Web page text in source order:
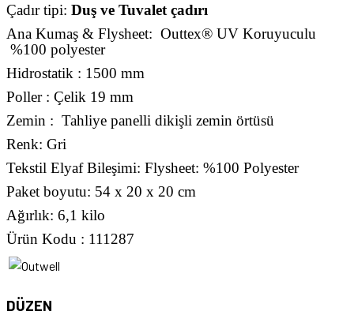
Çadır tipi: Duş ve Tuvalet çadırı
Ana Kumaş & Flysheet: Outtex® UV Koruyuculu
%100 polyester
Hidrostatik : 1500 mm
Poller : Çelik 19 mm
Zemin : Tahliye panelli dikişli zemin örtüsü
Renk: Gri
Tekstil Elyaf Bileşimi: Flysheet: %100 Polyester
Paket boyutu: 54 x 20 x 20 cm
Ağırlık: 6,1 kilo
Ürün Kodu : 111287
DÜZEN